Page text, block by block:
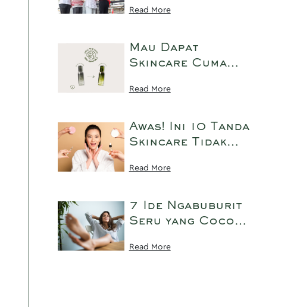
dan Tahan Lama
an
Read More
Mau Dapat
Skincare Cuma
Botol Kosong?
Disini!
Read More
Awas! Ini 10 Tanda
Skincare Tidak
Kulit yang Wajib
Read More
7 Ide Ngabuburit
Seru yang Cocok
Jomblo, Dijamin
Read More